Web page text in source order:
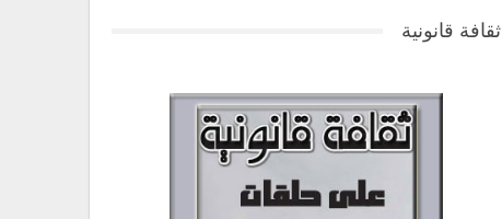
ثقافة قانونية